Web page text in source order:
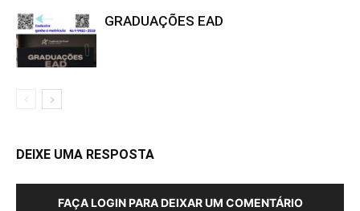
GRADUAÇÕES EAD
DEIXE UMA RESPOSTA
FAÇA LOGIN PARA DEIXAR UM COMENTÁRIO